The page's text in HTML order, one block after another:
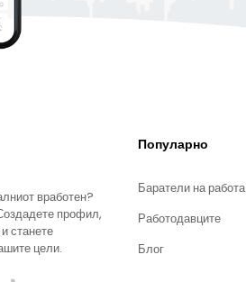
вработен?
профил,
станете
цели.
Популарно
Баратели на работа
Работодавците
Блог